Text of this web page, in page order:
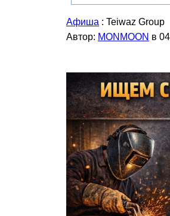
Афиша : Teiwaz Group
Автор: MONMOON в